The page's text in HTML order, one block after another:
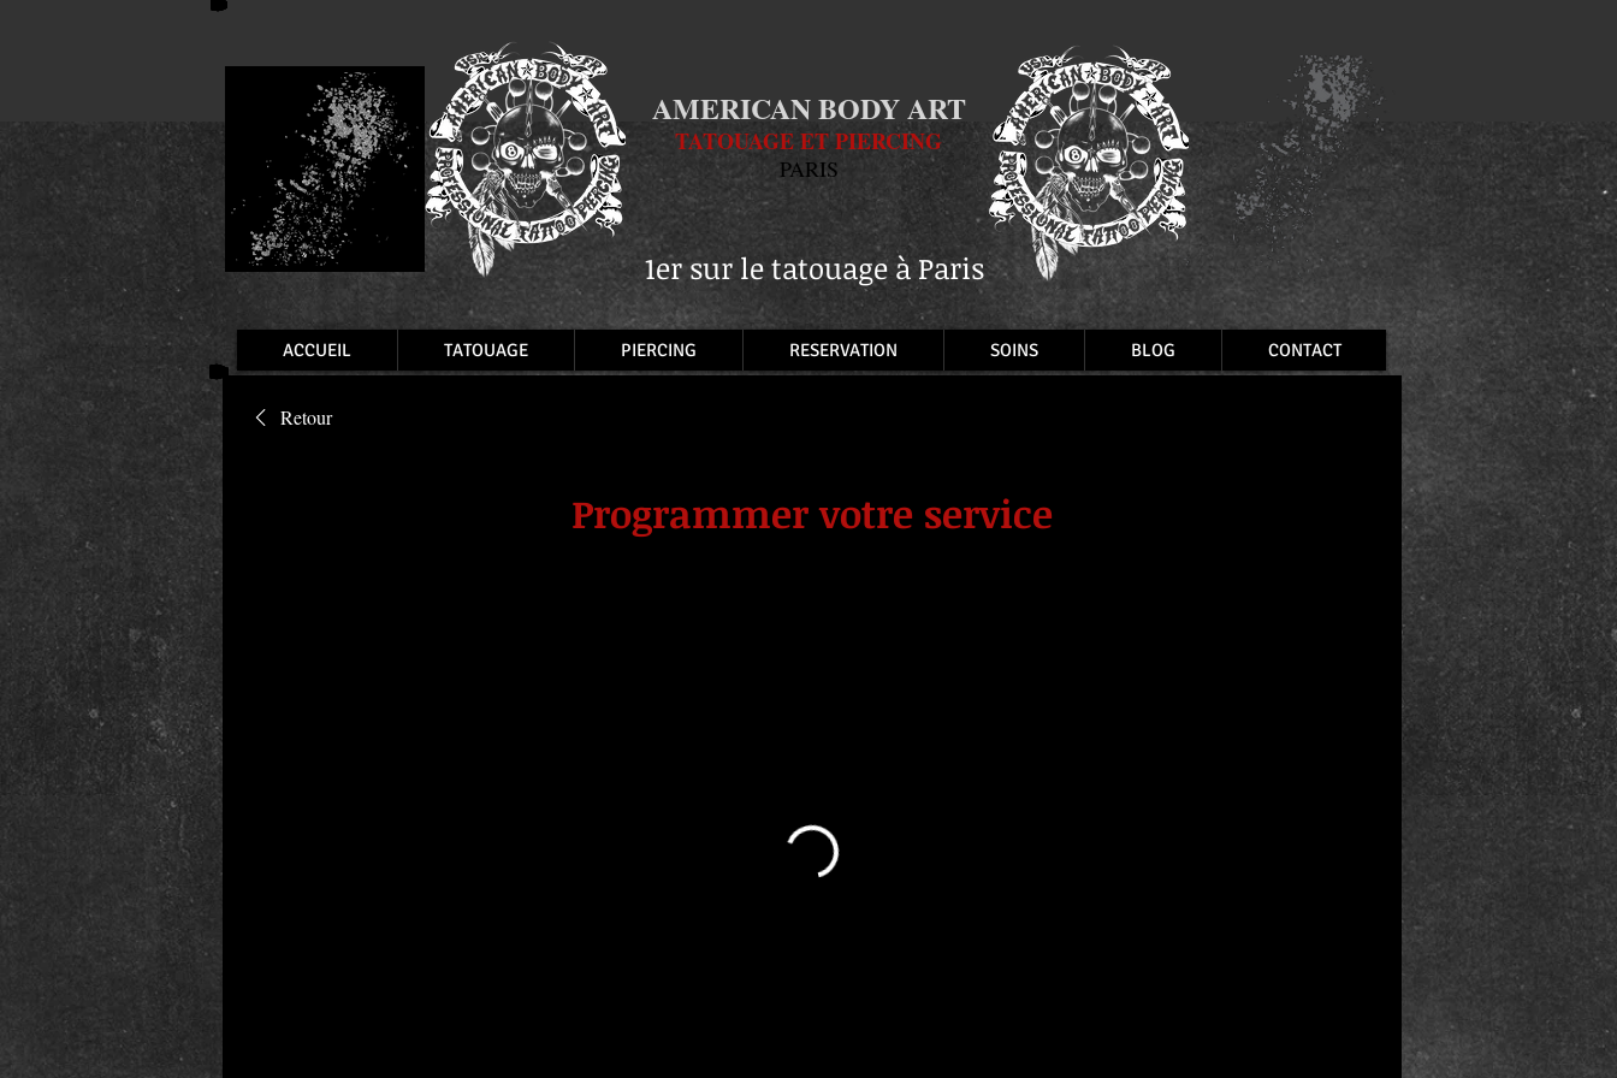
AMERICAN BODY ART
TATOUAGE ET PIERCING
PARIS
1er sur le tatouage à Paris
ACCUEIL TATOUAGE PIERCING RESERVATION SOINS BLOG CONTACT
Retour
Programmer votre service